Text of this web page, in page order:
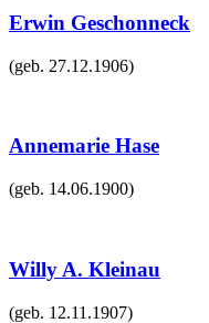
Erwin Geschonneck
(geb. 27.12.1906)
Annemarie Hase
(geb. 14.06.1900)
Willy A. Kleinau
(geb. 12.11.1907)